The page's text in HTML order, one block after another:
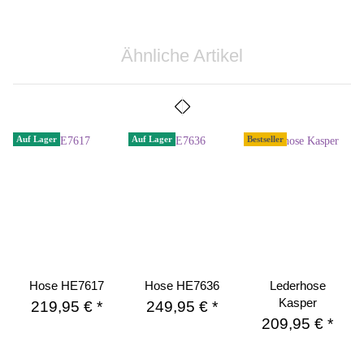
Ähnliche Artikel
Auf Lager
Hose HE7617
219,95 € *
Auf Lager
Hose HE7636
249,95 € *
Bestseller
Lederhose
Kasper
209,95 € *